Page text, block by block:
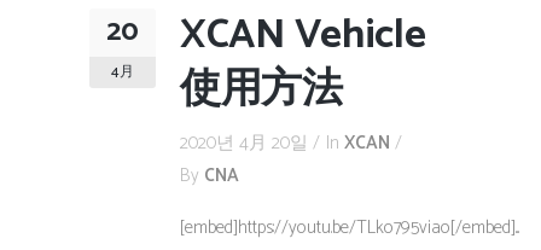
20
4月
XCAN Vehicle
使用方法
2020년 4月 20일 In XCAN
By CNA
[embed]https://youtu.be/TLko795viao[/embed]...